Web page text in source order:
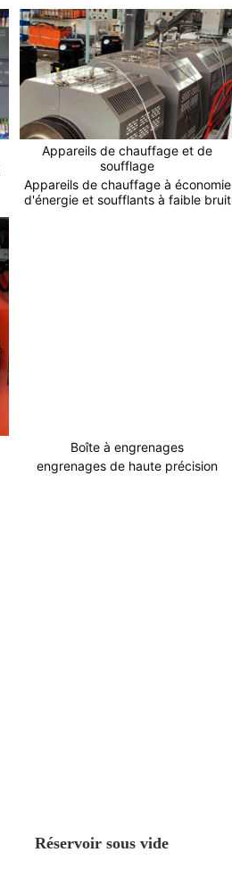
Appareils de chauffage et de
soufflage
Appareils de chauffage à économie
d'énergie et soufflants à faible bruit
Boîte à engrenages
engrenages de haute précision
Réservoir sous vide